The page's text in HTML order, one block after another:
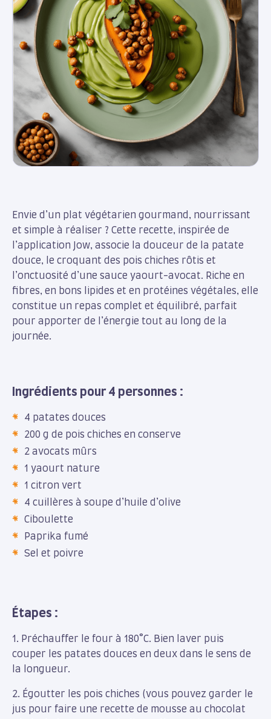
Envie d’un plat végétarien gourmand, nourrissant
et simple à réaliser ? Cette recette, inspirée de
l’application Jow, associe la douceur de la patate
douce, le croquant des pois chiches rôtis et
l’onctuosité d’une sauce yaourt-avocat. Riche en
fibres, en bons lipides et en protéines végétales, elle
constitue un repas complet et équilibré, parfait
pour apporter de l’énergie tout au long de la
journée.
Ingrédients pour 4 personnes :
4 patates douces
200 g de pois chiches en conserve
2 avocats mûrs
1 yaourt nature
1 citron vert
4 cuillères à soupe d’huile d’olive
Ciboulette
Paprika fumé
Sel et poivre
Étapes :
1. Préchauffer le four à 180°C. Bien laver puis
couper les patates douces en deux dans le sens de
la longueur.
2. Égoutter les pois chiches (vous pouvez garder le
jus pour faire une recette de mousse au chocolat